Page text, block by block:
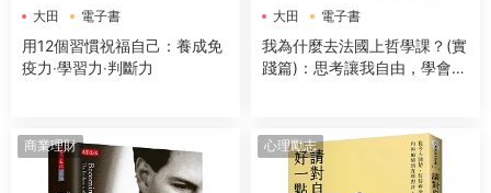
大田 電子書
用12個習慣祝福自己：養成免
疫力‧學習力‧判斷力
大田 電子書
我為什麼去法國上哲學課？(實
踐篇)：思考讓我自由，學會面
商業理財 心理勵志